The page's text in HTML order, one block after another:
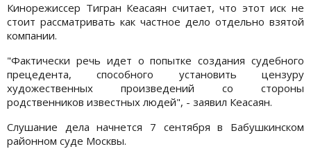
Кинорежиссер Тигран Кеасаян считает, что этот иск не
стоит рассматривать как частное дело отдельно взятой
компании.
"Фактически речь идет о попытке создания судебного
прецедента, способного установить цензуру
художественных произведений со стороны
родственников известных людей", - заявил Кеасаян.
Слушание дела начнется 7 сентября в Бабушкинском
районном суде Москвы.